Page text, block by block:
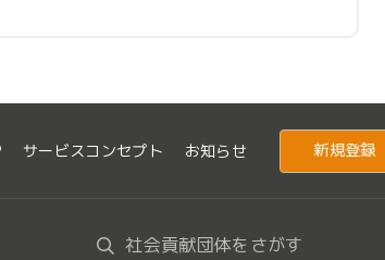
サービスコンセプト お知らせ 新規登録
社会貢献団体をさがす